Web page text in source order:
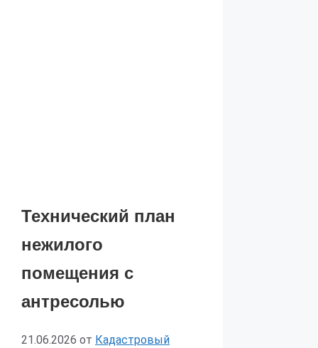
Технический план
нежилого
помещения с
антресолью
21.06.2026 от Кадастровый